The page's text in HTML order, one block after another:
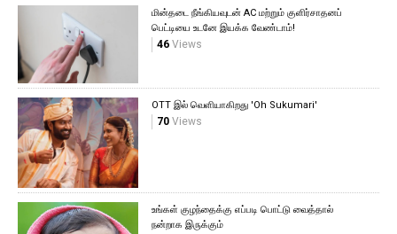
மின்தடை நீங்கியவுடன் AC மற்றும் குளிர்சாதனப்
பெட்டியை உடனே இயக்க வேண்டாம்!
46Views
OTT இல் வெளியாகிறது 'Oh Sukumari'
70Views
உங்கள் குழந்தைக்கு எப்படி பொட்டு வைத்தால்
நன்றாக இருக்கும்